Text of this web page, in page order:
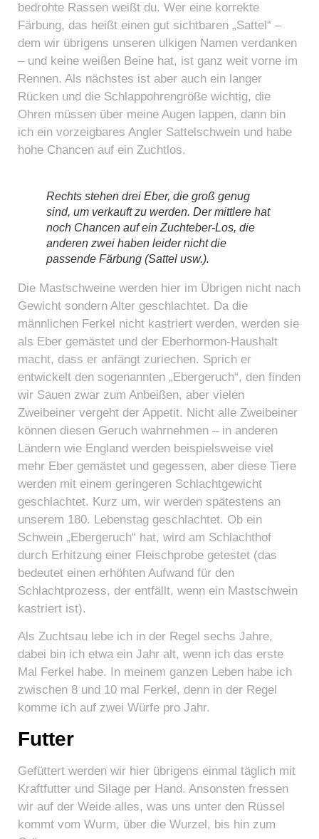
bedrohte Rassen weißt du. Wer eine korrekte
Färbung, das heißt einen gut sichtbaren „Sattel“ –
dem wir übrigens unseren ulkigen Namen verdanken
– und keine weißen Beine hat, ist ganz weit vorne im
Rennen. Als nächstes ist aber auch ein langer
Rücken und die Schlappohrengröße wichtig, die
Ohren müssen über meine Augen lappen, dann bin
ich ein vorzeigbares Angler Sattelschwein und habe
hohe Chancen auf ein Zuchtlos.
Rechts stehen drei Eber, die groß genug
sind, um verkauft zu werden. Der mittlere hat
noch Chancen auf ein Zuchteber-Los, die
anderen zwei haben leider nicht die
passende Färbung (Sattel usw.).
Die Mastschweine werden hier im Übrigen nicht nach
Gewicht sondern Alter geschlachtet. Da die
männlichen Ferkel nicht kastriert werden, werden sie
als Eber gemästet und der Eberhormon-Haushalt
macht, dass er anfängt zuriechen. Sprich er
entwickelt den sogenannten „Ebergeruch“, den finden
wir Sauen zwar zum Anbeißen, aber vielen
Zweibeiner vergeht der Appetit. Nicht alle Zweibeiner
können diesen Geruch wahrnehmen – in anderen
Ländern wie England werden beispielsweise viel
mehr Eber gemästet und gegessen, aber diese Tiere
werden mit einem geringeren Schlachtgewicht
geschlachtet. Kurz um, wir werden spätestens an
unserem 180. Lebenstag geschlachtet. Ob ein
Schwein „Ebergeruch“ hat, wird am Schlachthof
durch Erhitzung einer Fleischprobe getestet (das
bedeutet einen erhöhten Aufwand für den
Schlachtprozess, der entfällt, wenn ein Mastschwein
kastriert ist).
Als Zuchtsau lebe ich in der Regel sechs Jahre,
dabei bin ich etwa ein Jahr alt, wenn ich das erste
Mal Ferkel habe. In meinem ganzen Leben habe ich
zwischen 8 und 10 mal Ferkel, denn in der Regel
komme ich auf zwei Würfe pro Jahr.
Futter
Gefüttert werden wir hier übrigens einmal täglich mit
Kraftfutter und Silage per Hand. Ansonsten fressen
wir auf der Weide alles, was uns unter den Rüssel
kommt vom Wurm, über die Wurzel, bis hin zum